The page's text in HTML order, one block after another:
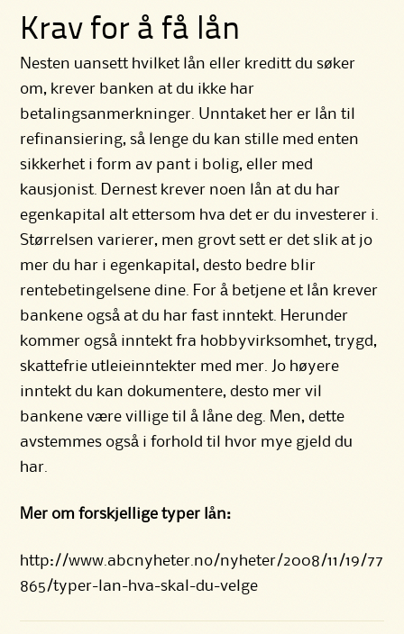
Krav for å få lån
Nesten uansett hvilket lån eller kreditt du søker
om, krever banken at du ikke har
betalingsanmerkninger. Unntaket her er lån til
refinansiering, så lenge du kan stille med enten
sikkerhet i form av pant i bolig, eller med
kausjonist. Dernest krever noen lån at du har
egenkapital alt ettersom hva det er du investerer i.
Størrelsen varierer, men grovt sett er det slik at jo
mer du har i egenkapital, desto bedre blir
rentebetingelsene dine. For å betjene et lån krever
bankene også at du har fast inntekt. Herunder
kommer også inntekt fra hobbyvirksomhet, trygd,
skattefrie utleieinntekter med mer. Jo høyere
inntekt du kan dokumentere, desto mer vil
bankene være villige til å låne deg. Men, dette
avstemmes også i forhold til hvor mye gjeld du
har.
Mer om forskjellige typer lån:
http://www.abcnyheter.no/nyheter/2008/11/19/77
865/typer-lan-hva-skal-du-velge